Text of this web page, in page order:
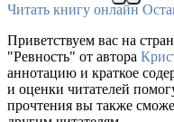
Читать книгу онлайн
Приветствуем вас на
"Ревность" от автора
аннотацию и краткое
и оценки читателей
прочтения вы также